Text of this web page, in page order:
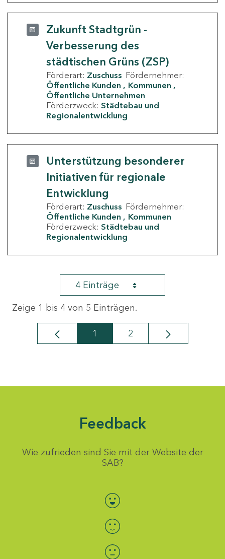
Zukunft Stadtgrün -
Verbesserung des
städtischen Grüns (ZSP)
Förderart: Zuschuss Fördernehmer:
Öffentliche Kunden
Kommunen
Öffentliche Unternehmen
Förderzweck: Städtebau und
Regionalentwicklung
Unterstützung besonderer
Initiativen für regionale
Entwicklung
Förderart: Zuschuss Fördernehmer:
Öffentliche Kunden
Kommunen
Förderzweck: Städtebau und
Regionalentwicklung
4 Einträge
Zeige 1 bis 4 von 5 Einträgen.
Seite
1 Seite
2
Feedback
Wie zufrieden sind Sie mit der Website der
SAB?
Bewertung auswählen